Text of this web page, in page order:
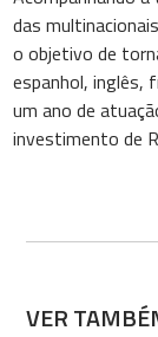
das
o objetivo de
espanhol, inglês,
um ano de
investimento de
VER